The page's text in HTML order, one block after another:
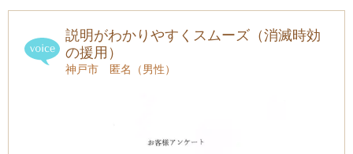
説明がわかりやすくスムーズ（消滅時効
の援用）
神戸市 匿名（男性）